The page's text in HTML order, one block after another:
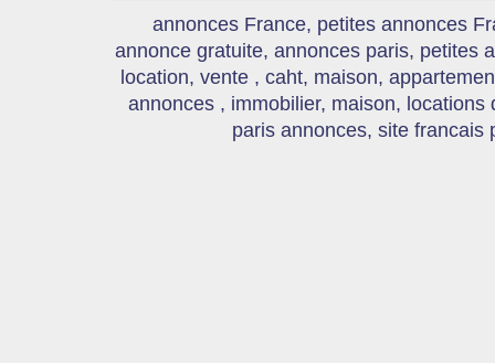
annonces France, petites annonces
annonce gratuite, annonces paris, petites
location, vente , caht, maison,
annonces , immobilier, maison,
paris annonces, site francais